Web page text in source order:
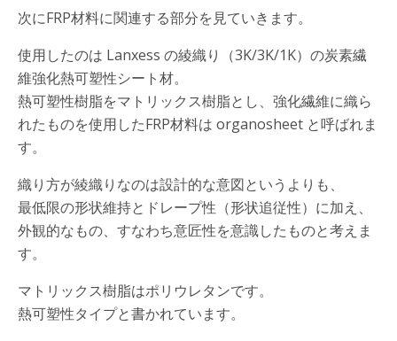
次にFRP材料に関連する部分を見ていきます。
使用したのは Lanxess の綾織り（3K/3K/1K）の炭素繊
維強化熱可塑性シート材。
熱可塑性樹脂をマトリックス樹脂とし、強化繊維に織ら
れたものを使用したFRP材料は organosheet と呼ばれま
す。
織り方が綾織りなのは設計的な意図というよりも、
最低限の形状維持とドレープ性（形状追従性）に加え、
外観的なもの、すなわち意匠性を意識したものと考えま
す。
マトリックス樹脂はポリウレタンです。
熱可塑性タイプと書かれています。